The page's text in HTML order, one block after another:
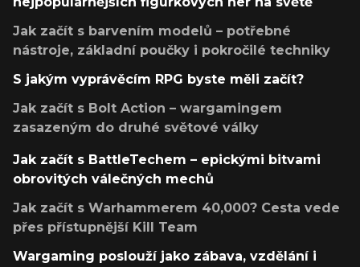
Jak začít s barvením modelů – potřebné
nástroje, základní poučky i pokročilé techniky
S jakým vyprávěcím RPG byste měli začít?
Jak začít s Bolt Action – wargamingem
zasazeným do druhé světové války
Jak začít s BattleTechem – epickými bitvami
obrovitých válečných mechů
Jak začít s Warhammerem 40,000? Cesta vede
přes přístupnější Kill Team
Wargaming poslouží jako zábava, vzdělání i